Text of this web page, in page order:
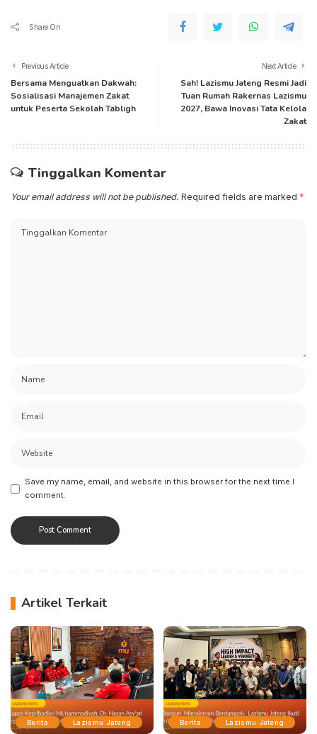
Share On
Previous Article
Bersama Menguatkan Dakwah:
Sosialisasi Manajemen Zakat
untuk Peserta Sekolah Tabligh
Next Article
Sah! Lazismu Jateng Resmi Jadi
Tuan Rumah Rakernas Lazismu
2027, Bawa Inovasi Tata Kelola
Zakat
Tinggalkan Komentar
Your email address will not be published. Required fields are marked *
Save my name, email, and website in this browser for the next time I
comment.
Artikel Terkait
Berita Lazismu Jateng Berita Lazismu Jateng